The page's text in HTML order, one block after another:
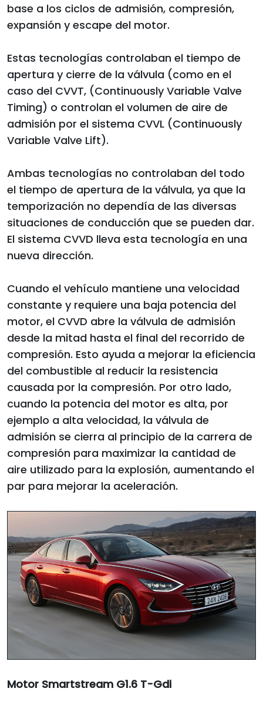
base a los ciclos de admisión, compresión,
expansión y escape del motor.
Estas tecnologías controlaban el tiempo de
apertura y cierre de la válvula (como en el
caso del CVVT, (Continuously Variable Valve
Timing) o controlan el volumen de aire de
admisión por el sistema CVVL (Continuously
Variable Valve Lift).
Ambas tecnologías no controlaban del todo
el tiempo de apertura de la válvula, ya que la
temporización no dependía de las diversas
situaciones de conducción que se pueden dar.
El sistema CVVD lleva esta tecnología en una
nueva dirección.
Cuando el vehículo mantiene una velocidad
constante y requiere una baja potencia del
motor, el CVVD abre la válvula de admisión
desde la mitad hasta el final del recorrido de
compresión. Esto ayuda a mejorar la eficiencia
del combustible al reducir la resistencia
causada por la compresión. Por otro lado,
cuando la potencia del motor es alta, por
ejemplo a alta velocidad, la válvula de
admisión se cierra al principio de la carrera de
compresión para maximizar la cantidad de
aire utilizado para la explosión, aumentando el
par para mejorar la aceleración.
Motor Smartstream G1.6 T-Gdi